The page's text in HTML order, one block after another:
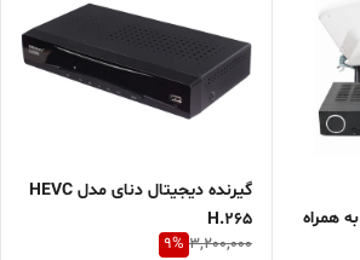
STAR.HEVC.SR88000 به همراه
گیرنده دیجیتال دنای مدل HEVC
H.265
3,200,000
9%